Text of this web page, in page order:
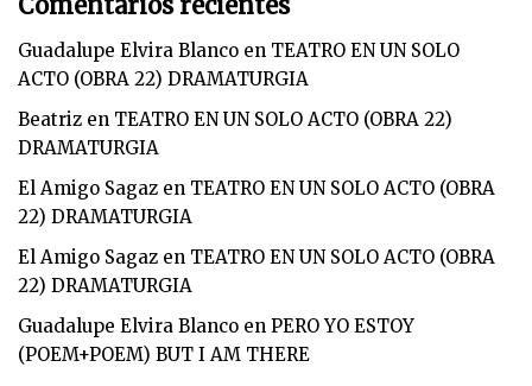
Guadalupe Elvira Blanco en TEATRO EN UN SOLO
ACTO (OBRA 22) DRAMATURGIA
Beatriz en TEATRO EN UN SOLO ACTO (OBRA 22)
DRAMATURGIA
El Amigo Sagaz en TEATRO EN UN SOLO ACTO (OBRA
22) DRAMATURGIA
El Amigo Sagaz en TEATRO EN UN SOLO ACTO (OBRA
22) DRAMATURGIA
Guadalupe Elvira Blanco en PERO YO ESTOY
(POEM+POEM) BUT I AM THERE